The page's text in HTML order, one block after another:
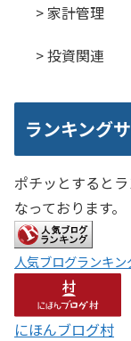
> 家計管理
> 投資関連
ランキング
ポチッとすると
なっております。
人気ブログランキン
にほんブログ村